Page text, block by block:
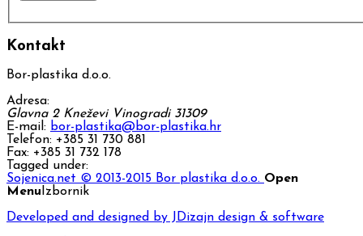
Kontakt
Bor-plastika d.o.o.
Adresa:
Glavna 2 Kneževi Vinogradi 31309
E-mail: bor-plastika@bor-plastika.hr
Telefon: +385 31 730 881
Fax: +385 31 732 178
Tagged under:
Sojenica.net © 2013-2015 Bor plastika d.o.o. Open
MenuIzbornik
Developed and designed by JDizajn design & software